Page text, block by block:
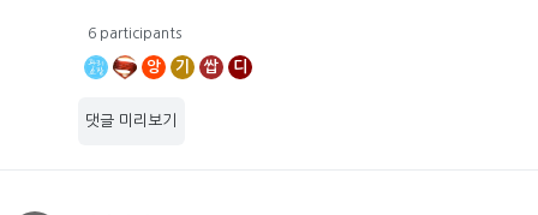
6 participants
앙 기 쌉 디
댓글 미리보기